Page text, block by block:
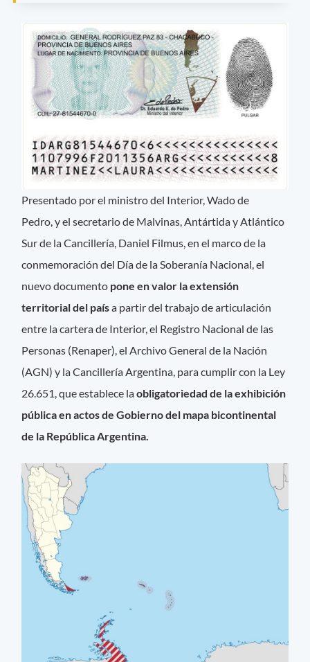
Presentado por el ministro del Interior, Wado de
Pedro, y el secretario de Malvinas, Antártida y Atlántico
Sur de la Cancillería, Daniel Filmus, en el marco de la
conmemoración del Día de la Soberanía Nacional, el
nuevo documento pone en valor la extensión
territorial del paísa partir del trabajo de articulación
entre la cartera de Interior, el Registro Nacional de las
Personas (Renaper), el Archivo General de la Nación
(AGN) y la Cancillería Argentina, para cumplir con la Ley
26.651, que establece laobligatoriedad de la exhibición
pública en actos de Gobierno del mapa bicontinental
de la República Argentina.